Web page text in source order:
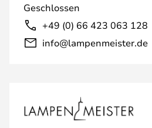
Geschlossen
+49 (0) 66 423 063 128
info@lampenmeister.de